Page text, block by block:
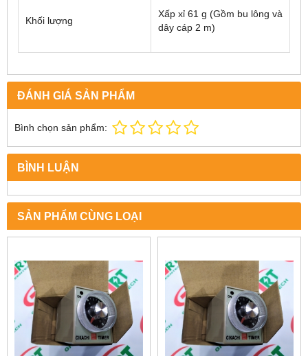
Khối lượng
Xấp xỉ 61 g (Gồm bu lông và
dây cáp 2 m)
ĐÁNH GIÁ SẢN PHẨM
Bình chọn sản phẩm:
BÌNH LUẬN
SẢN PHẨM CÙNG LOẠI